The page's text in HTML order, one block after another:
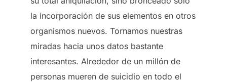
la incorporación de sus elementos en otros
organismos nuevos. Tornamos nuestras
miradas hacia unos datos bastante
interesantes. Alrededor de un millón de
personas mueren de suicidio en todo el